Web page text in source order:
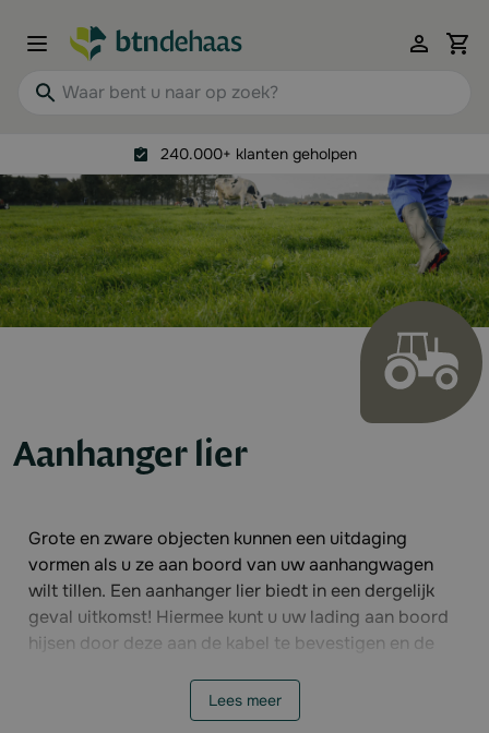
Waar bent u naar op zoek?
240.000+ klanten geholpen
Aanhanger lier
Grote en zware objecten kunnen een uitdaging
vormen als u ze aan boord van uw aanhangwagen
wilt tillen. Een aanhanger lier biedt in een dergelijk
geval uitkomst! Hiermee kunt u uw lading aan boord
hijsen door deze aan de kabel te bevestigen en de
Bestel dan de aanhanger lier uit onze
aanhanger onderdelen! Hier kunt u onder
Lees meer